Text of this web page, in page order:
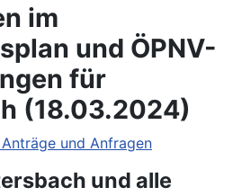
im
und ÖPNV-
für
(18.03.2024)
und Anfragen
und alle